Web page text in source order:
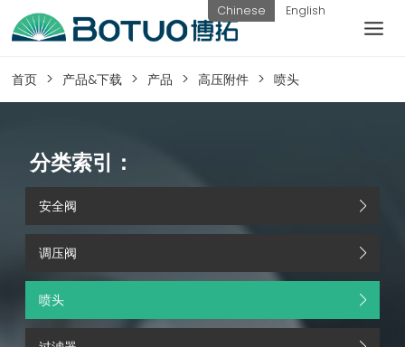
工作日热线
电话：
0576-
82338802
提交询
首页 产品&下载 产品 高压附件 喷头
分类索引：
安全阀
调压阀
喷头
Chinese English